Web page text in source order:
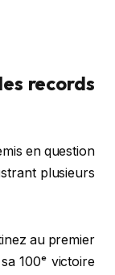
records
en question
plusieurs
au premier
100ᵉ victoire